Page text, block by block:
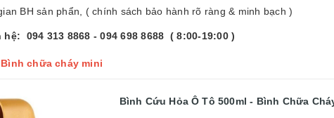
BH sản phẩn, ( chính sách bảo hành rõ ràng & minh bạch )
094 313 8868 - 094 698 8688 ( 8:00-19:00 )
chữa cháy mini
Bình Cứu Hỏa Ô Tô 500ml - Bình Chữa